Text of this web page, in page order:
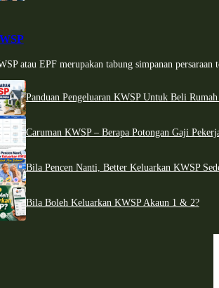
atau EPF merupakan tabung simpanan persaraan
Panduan Pengeluaran KWSP Untuk Beli
Caruman KWSP – Berapa Potongan Gaji
Bila Pencen Nanti, Better Keluarkan KWSP
Bila Boleh Keluarkan KWSP Akaun 1 & 2?